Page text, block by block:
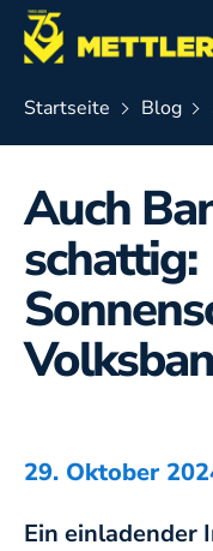
Direkt zum Inhalt
Stuttgart-
Service
Auch
schattig:
Startseite Blog
29. Oktober
Ein einladender